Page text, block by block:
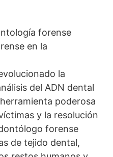
forense
en la
la
del ADN dental
poderosa
y la resolución
forense
de tejido dental,